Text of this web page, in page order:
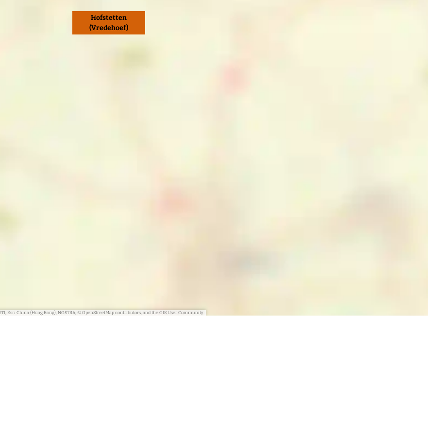
Hofstetten
(Vredehoef)
Esri China (Hong Kong), NOSTRA, © OpenStreetMap contributors, and the GIS User Community